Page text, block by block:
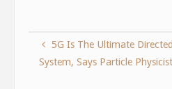
b
o
d
o
l
e
5G Is The Ultimate
System, Says Particle Physicist